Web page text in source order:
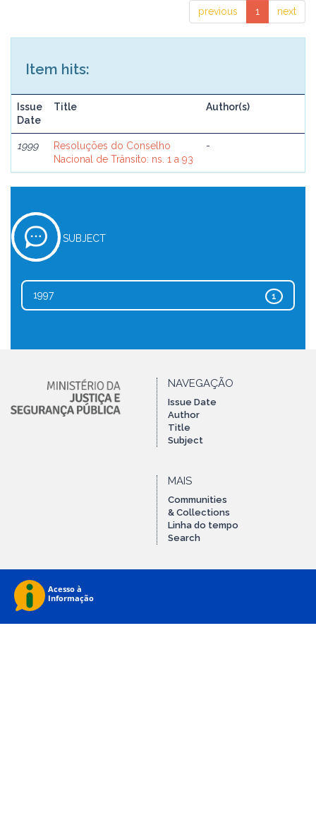
previous 1 next
Item hits:
Issue
Date
Title Author(s)
1999
Resoluções do Conselho
Nacional de Trânsito: ns. 1 a 93
-
SUBJECT
1
1997
NAVEGAÇÃO
Issue Date
Author
Title
Subject
MAIS
Communities
& Collections
Linha do tempo
Search